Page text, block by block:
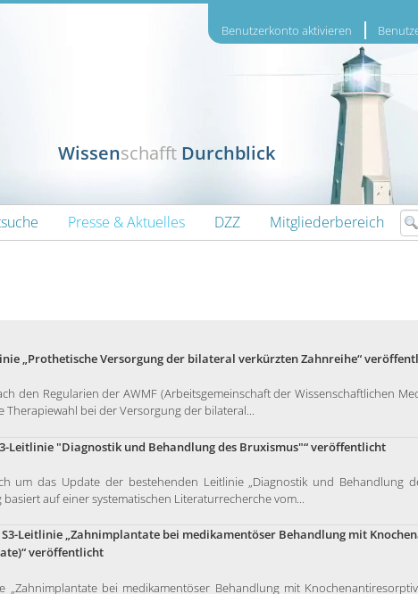
Benutzerkonto aktivieren
Wissenschafft Durchblick
Presse & Aktuelles DZZ Mitgliederbereich
„Prothetische Versorgung der bilateral verkürzten Zahnreihe“
den Regularien der AWMF (Arbeitsgemeinschaft der Wissenschaftlichen
Therapiewahl bei der Versorgung der bilateral...
Leitlinie "Diagnostik und Behandlung des Bruxismus"“ veröffentlicht
um das Update der bestehenden Leitlinie „Diagnostik und Behandlung
auf einer systematischen Literaturrecherche vom...
Leitlinie „Zahnimplantate bei medikamentöser Behandlung mit
veröffentlicht
„Zahnimplantate bei medikamentöser Behandlung mit